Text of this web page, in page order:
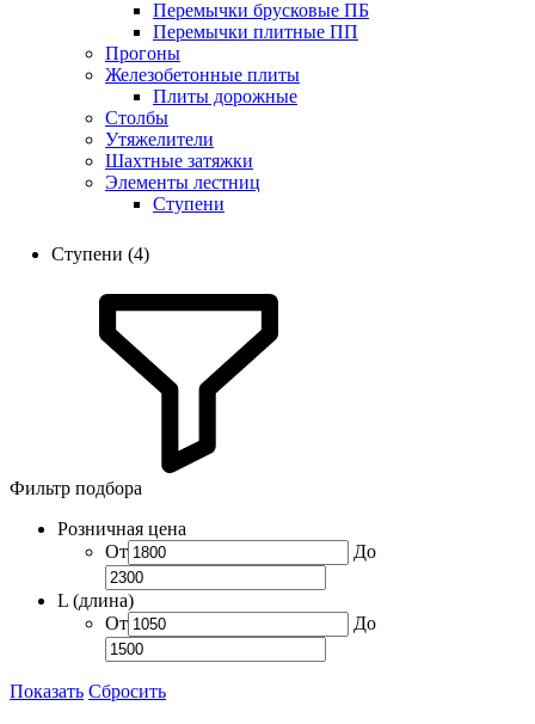
Перемычки брусковые ПБ
Перемычки плитные ПП
Прогоны
Железобетонные плиты
Плиты дорожные
Столбы
Утяжелители
Шахтные затяжки
Элементы лестниц
Ступени
Ступени (4)
Фильтр подбора
Розничная цена
От
До
L (длина)
От
До
Показать Сбросить